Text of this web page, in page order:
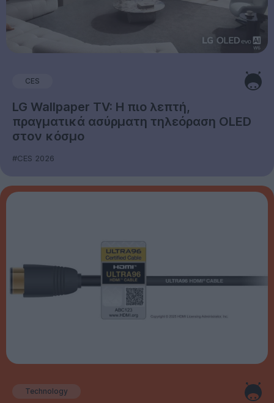
CES
LG Wallpaper TV: Η πιο λεπτή,
πραγματικά ασύρματη τηλεόραση OLED
στον κόσμο
#CES 2026
Technology